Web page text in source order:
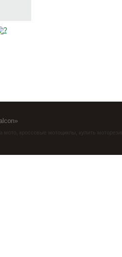
мото, кроссовые мотоциклы, купить